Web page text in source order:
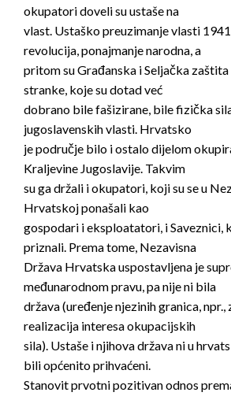
okupatori doveli su ustaše na
vlast. Ustaško preuzimanje vlasti
revolucija, ponajmanje narodna, a
pritom su Građanska i Seljačka
stranke, koje su dotad već
dobrano bile fašizirane, bile fizička
jugoslavenskih vlasti. Hrvatsko
je područje bilo i ostalo dijelom
Kraljevine Jugoslavije. Takvim
su ga držali i okupatori, koji su se u
Hrvatskoj ponašali kao
gospodari i eksploatatori, i Saveznici,
priznali. Prema tome, Nezavisna
Država Hrvatska uspostavljena je
međunarodnom pravu, pa nije ni bila
država (uređenje njezinih granica, npr.,
realizacija interesa okupacijskih
sila). Ustaše i njihova država ni u
bili općenito prihvaćeni.
Stanovit prvotni pozitivan odnos